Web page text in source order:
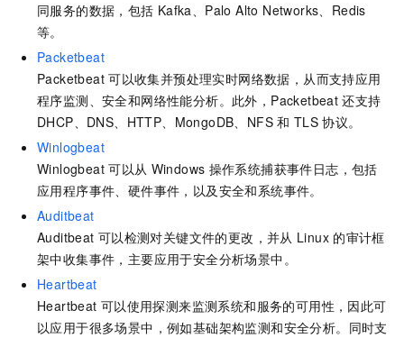
同服务的数据，包括 Kafka、Palo Alto Networks、Redis
等。
Packetbeat
Packetbeat 可以收集并预处理实时网络数据，从而支持应用
程序监测、安全和网络性能分析。此外，Packetbeat 还支持
DHCP、DNS、HTTP、MongoDB、NFS 和 TLS 协议。
Winlogbeat
Winlogbeat 可以从 Windows 操作系统捕获事件日志，包括
应用程序事件、硬件事件，以及安全和系统事件。
Auditbeat
Auditbeat 可以检测对关键文件的更改，并从 Linux 的审计框
架中收集事件，主要应用于安全分析场景中。
Heartbeat
Heartbeat 可以使用探测来监测系统和服务的可用性，因此可
以应用于很多场景中，例如基础架构监测和安全分析。同时支